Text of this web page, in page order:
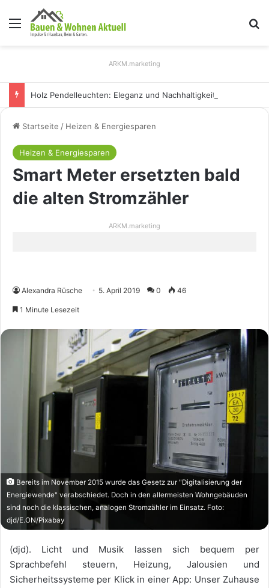
Menü
ARKM.marketing
Startseite / Heizen & Energiesparen
Heizen & Energiesparen
Smart Meter ersetzten bald
die alten Stromzähler
ARKM.marketing
Alexandra Rüsche 5. April 2019 0 46
1 Minute Lesezeit
Bereits im November 2015 wurde das Gesetz zur "Digitalisierung der
Energiewende" verabschiedet. Doch in den allermeisten Wohngebäuden
sind noch die klassischen, analogen Stromzähler im Einsatz. Foto:
djd/E.ON/Pixabay
(djd). Licht und Musik lassen sich bequem per
Sprachbefehl steuern, Heizung, Jalousien und
Sicherheitssysteme per Klick in einer App: Unser Zuhause